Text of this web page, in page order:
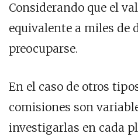
Considerando que el
equivalente a miles de
preocuparse.
En el caso de otros
comisiones son
investigarlas en cada